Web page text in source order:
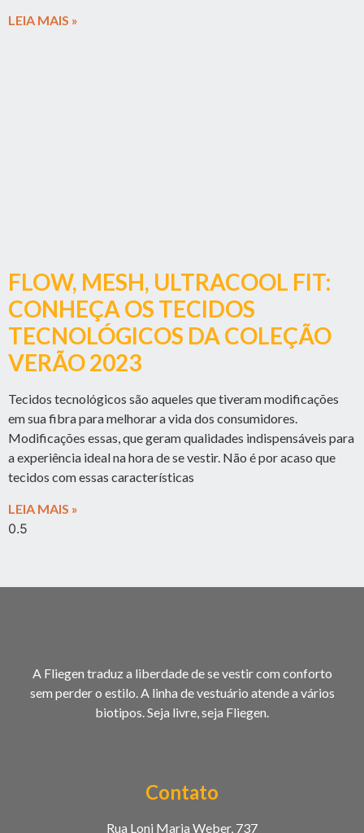
LEIA MAIS »
FLOW, MESH, ULTRACOOL FIT:
CONHEÇA OS TECIDOS
TECNOLÓGICOS DA COLEÇÃO
VERÃO 2023
Tecidos tecnológicos são aqueles que tiveram modificações
em sua fibra para melhorar a vida dos consumidores.
Modificações essas, que geram qualidades indispensáveis para
a experiência ideal na hora de se vestir. Não é por acaso que
tecidos com essas características
LEIA MAIS »
A Fliegen traduz a liberdade de se vestir com conforto
sem perder o estilo. A linha de vestuário atende a vários
biotipos. Seja livre, seja Fliegen.
Contato
Rua Loni Maria Weber, 737